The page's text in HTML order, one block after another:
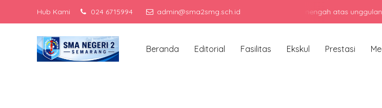
Hub Kami 024 6715994 admin@sma2smg.sch.idMenjadi sekolah menengah atas unggulan
Beranda Editorial Fasilitas Ekskul Prestasi